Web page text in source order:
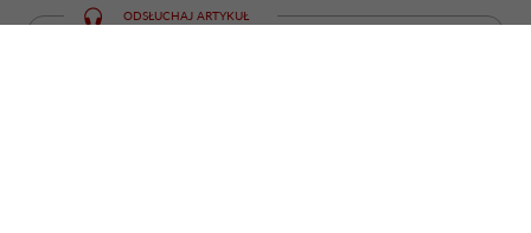
ODSŁUCHAJ ARTYKUŁ